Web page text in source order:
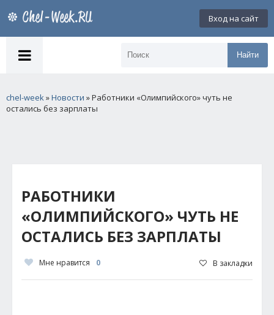
Вход на сайт
Найти
chel-week»Новости » Работники «Олимпийского» чуть не
остались без зарплаты
РАБОТНИКИ
«ОЛИМПИЙСКОГО» ЧУТЬ НЕ
ОСТАЛИСЬ БЕЗ ЗАРПЛАТЫ
Мне нравится 0 В закладки